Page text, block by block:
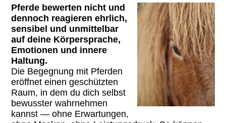
Pferde bewerten nicht und
dennoch reagieren ehrlich,
sensibel und unmittelbar
auf deine Körpersprache,
Emotionen und innere
Haltung.
Die Begegnung mit Pferden
eröffnet einen geschützten
Raum, in dem du dich selbst
bewusster wahrnehmen
kannst — ohne Erwartungen,